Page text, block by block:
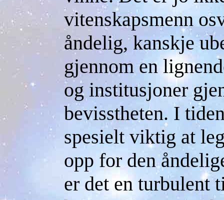
vitenskapsmenn
åndelig, kanskje
gjennom en
og institusjoner
bevisstheten. I
spesielt viktig at
opp for den
er det en turbulent